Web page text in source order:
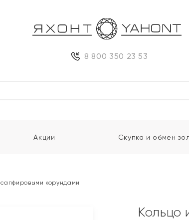
8 800 350 23 53
Акции Скупка и обмен
корундами
Кольцо